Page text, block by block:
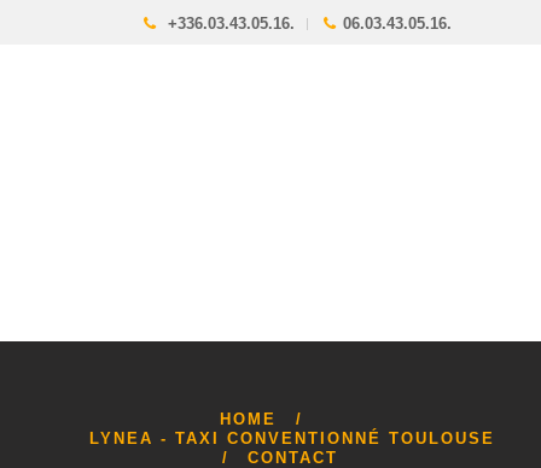
+336.03.43.05.16. 06.03.43.05.16.
HOME
LYNEA - TAXI CONVENTIONNÉ TOULOUSE
CONTACT